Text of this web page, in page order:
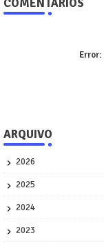
COMENTÁRIOS
Error:
ARQUIVO
2026
2025
2024
2023